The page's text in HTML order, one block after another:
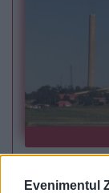
Evenimentul
PSD cere